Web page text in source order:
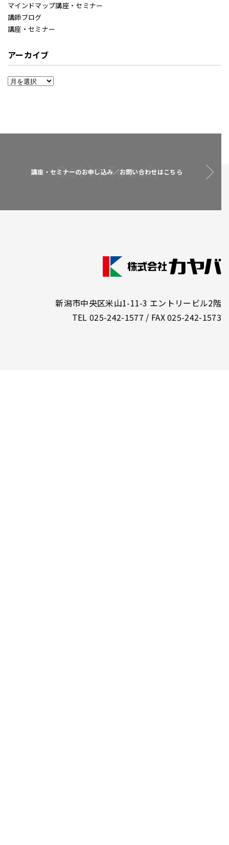
マインドマップ講座・セミナー
講師ブログ
講座・セミナー
アーカイブ
ア
ブ
Get in Touch
講座・セミナーのお申し込み／お問い合わせはこちら
新潟市中央区米山1-11-3 エントリービル2階
TEL 025-242-1577 / FAX 025-242-1573